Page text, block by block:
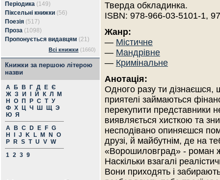
Періодика (149)
Піксельні книжки (56)
Поезія (517)
Проза (1098)
Пропонується видавцям (21)
Всі книжки (1660)
Книжки за першою літерою
назви
А Б В Г Д Е Є
Ж З И Й К Л
М
Н
О П Р С Т У
Ф Х Ц Ч Ш Щ Э
Ю Я
A
B C D E F G
H
J K L M N
O
P
R S T U V W
1 2 3 9
Тверда обкладинка.
ISBN: 978-966-03-5101-1,
Жанр:
— Містичне
— Мандрівне
— Кримінальне
Анотація:
Одного разу ти дізнаєшся,
приятелі займаються
перекупити представники
виявляється хисткою та
несподівано опиняєшся
друзі, й майбутнім, де на
«Ворошиловград» - роман
Наскільки взагалі
Вони приходять і